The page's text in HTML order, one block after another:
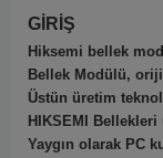
GİRİŞ
Hiksemi bellek
Bellek Modülü,
Üstün üretim
HIKSEMI
Yaygın olarak PC